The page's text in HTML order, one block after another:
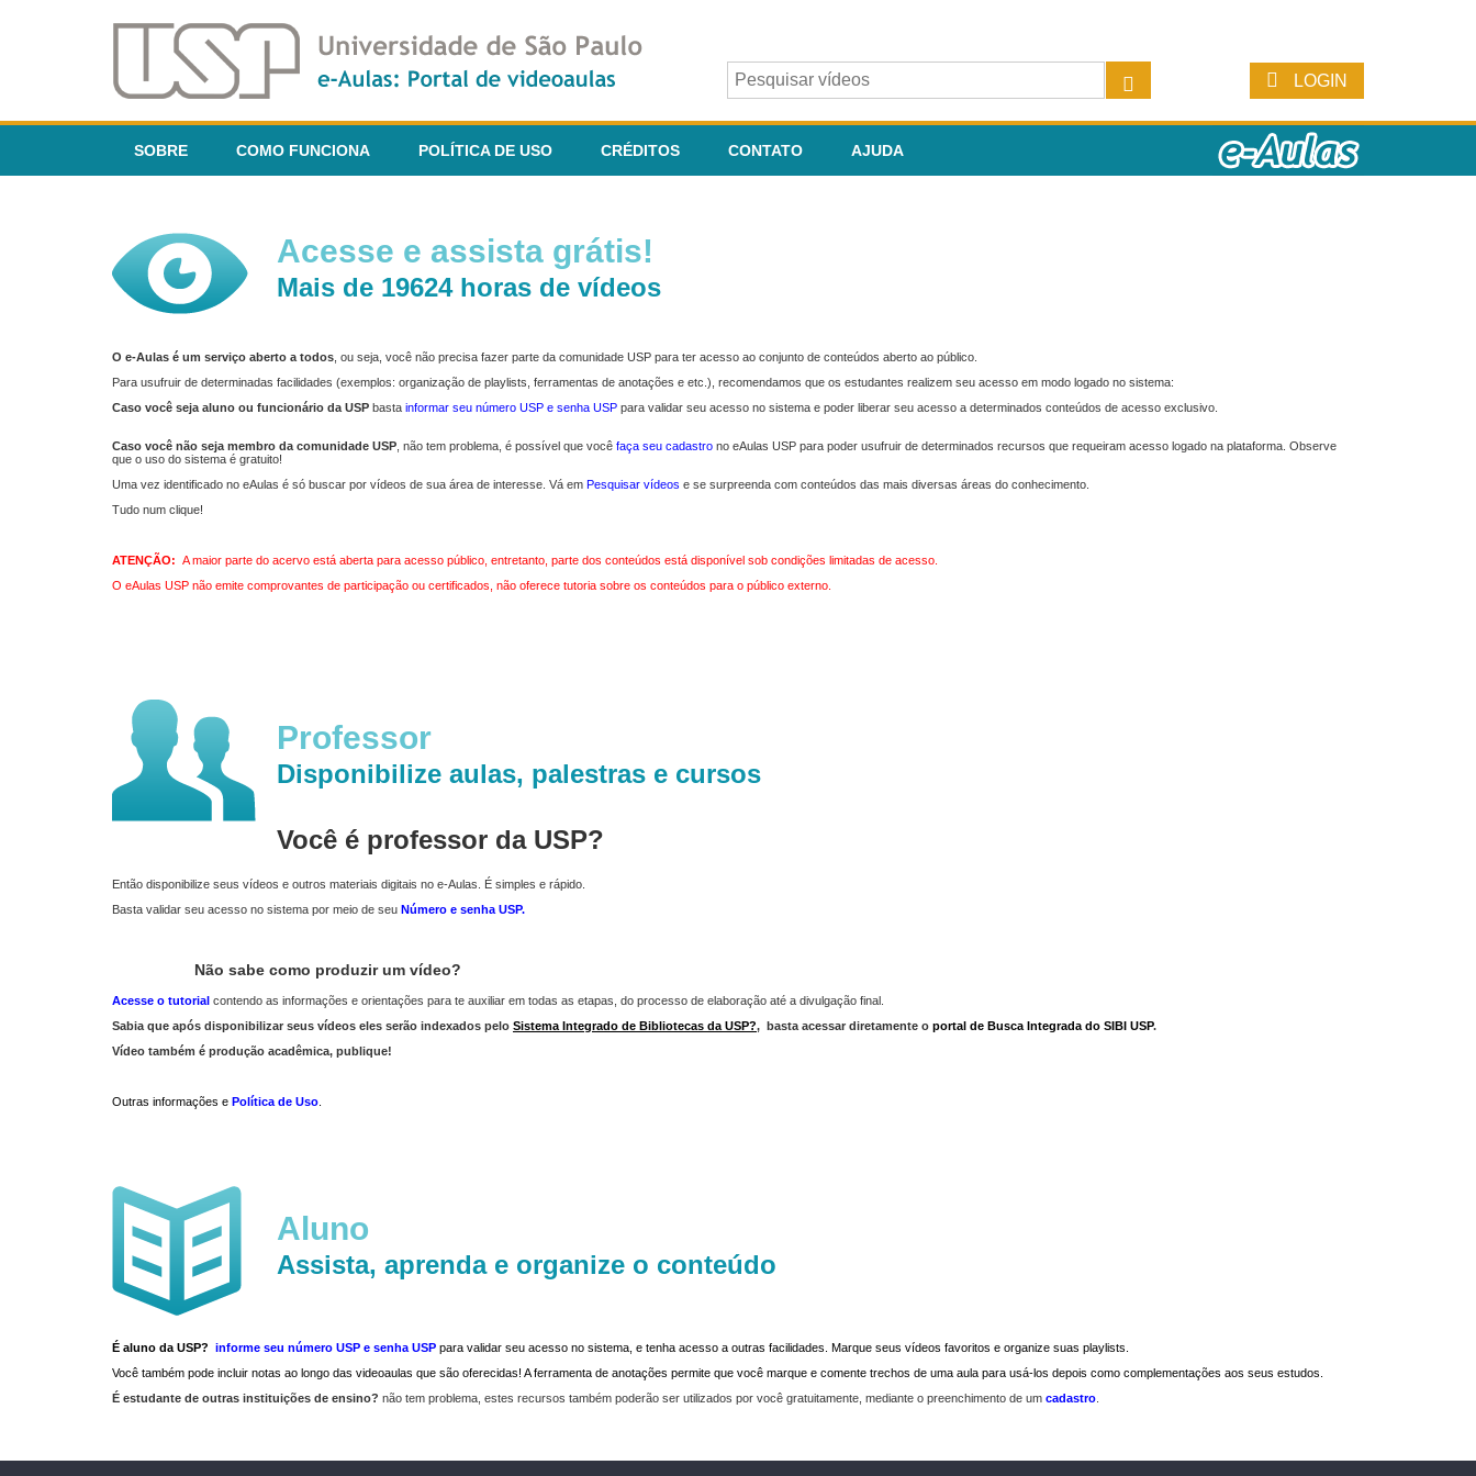
LOGIN
SOBRE COMO FUNCIONA POLÍTICA DE USO CRÉDITOS CONTATO AJUDA
Acesse e assista grátis!
Mais de 19624 horas de vídeos
O e-Aulas é um serviço aberto a todos , ou seja, você não precisa fazer parte da comunidade USP para ter acesso ao conjunto de conteúdos aberto ao público.
Para usufruir de determinadas facilidades (exemplos: organização de playlists, ferramentas de anotações e etc.), recomendamos que os estudantes realizem seu acesso em modo logado no sistema:
Caso você seja aluno ou funcionário da USP basta informar seu número USP e senha USP para validar seu acesso no sistema e poder liberar seu acesso a determinados conteúdos de acesso exclusivo.
Caso você não seja membro da comunidade USP , não tem problema, é possível que você faça seu cadastro no eAulas USP para poder usufruir de determinados recursos que requeiram acesso logado na plataforma. Observe
que o uso do sistema é gratuito!
Uma vez identificado no eAulas é só buscar por vídeos de sua área de interesse. Vá em Pesquisar vídeos e se surpreenda com conteúdos das mais diversas áreas do conhecimento.
Tudo num clique!
ATENÇÃO: A maior parte do acervo está aberta para acesso público, entretanto, parte dos conteúdos está disponível sob condições limitadas de acesso.
O eAulas USP não emite comprovantes de participação ou certificados, não oferece tutoria sobre os conteúdos para o público externo.
Professor
Disponibilize aulas, palestras e cursos
Você é professor da USP?
Então disponibilize seus vídeos e outros materiais digitais no e-Aulas. É simples e rápido.
Basta validar seu acesso no sistema por meio de seu Número e senha USP.
Não sabe como produzir um vídeo?
Acesse o tutorial contendo as informações e orientações para te auxiliar em todas as etapas, do processo de elaboração até a divulgação final.
Sabia que após disponibilizar seus vídeos eles serão indexados pelo Sistema Integrado de Bibliotecas da USP?, basta acessar diretamente o portal de Busca Integrada do SIBI USP.
Vídeo também é produção acadêmica, publique!
Outras informações e Política de Uso
Aluno
Assista, aprenda e organize o conteúdo
É aluno da USP? informe seu número USP e senha USP para validar seu acesso no sistema, e tenha acesso a outras facilidades. Marque seus vídeos favoritos e organize suas playlists.
Você também pode incluir notas ao longo das videoaulas que são oferecidas! A ferramenta de anotações permite que você marque e comente trechos de uma aula para usá-los depois como complementações aos seus estudos.
É estudante de outras instituições de ensino? não tem problema, estes recursos também poderão ser utilizados por você gratuitamente, mediante o preenchimento de um cadastro